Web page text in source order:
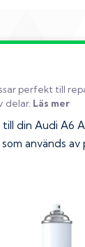
perfekt till
delar. Läs mer
till din Audi A6
används